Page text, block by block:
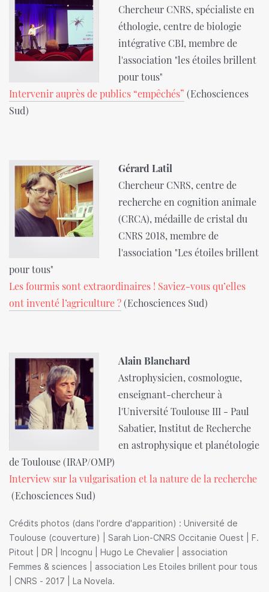
Chercheur CNRS, spécialiste en
éthologie, centre de biologie
intégrative CBI, membre de
l'association "les étoiles brillent
pour tous"
Intervenir auprès de publics “empêchés” (Echosciences
Sud)
Gérard Latil
Chercheur CNRS, centre de
recherche en cognition animale
(CRCA), médaille de cristal du
CNRS 2018, membre de
l'association "Les étoiles brillent
pour tous"
Les fourmis sont extraordinaires ! Saviez-vous qu’elles
ont inventé l’agriculture ?(Echosciences Sud)
Alain Blanchard
Astrophysicien, cosmologue,
enseignant-chercheur à
l'Université Toulouse III - Paul
Sabatier, Institut de Recherche
en astrophysique et planétologie
de Toulouse (IRAP/OMP)
Interview sur la vulgarisation et la nature de la recherche
(Echosciences Sud)
Crédits photos (dans l'ordre d'apparition) : Université de
Toulouse (couverture) | Sarah Lion-CNRS Occitanie Ouest | F.
Pitout | DR | Incognu | Hugo Le Chevalier | association
Femmes & sciences | association Les Etoiles brillent pour tous
| CNRS - 2017 | La Novela.